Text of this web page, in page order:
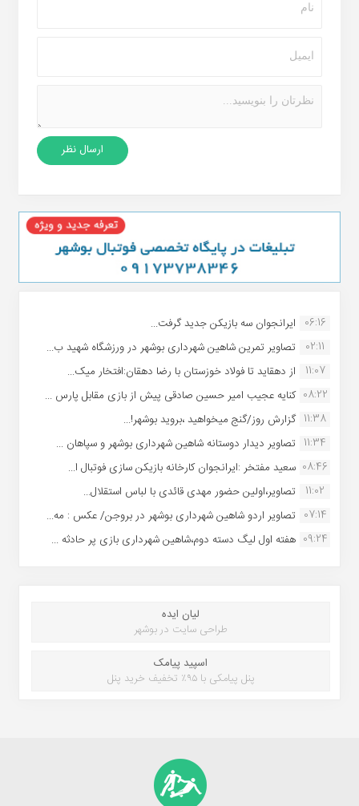
06:16 ایرانجوان سه بازیکن جدید گرفت...
02:11
تصاویر تمرین شاهین شهردارى بوشهر در ورزشگاه شهید ب...
11:07
از دهقاید تا فولاد خوزستان با رضا دهقان:افتخار میک...
08:22 کنایه عجیب امیر حسین صادقی پیش از بازی مقابل پارس ...
11:38 گزارش روز/گنج میخواهید ،بروید بوشهر!...
11:34 تصاویر دیدار دوستانه شاهین شهردارى بوشهر و سپاهان ...
08:46 سعید مفتخر :ایرانجوان کارخانه بازیکن سازی فوتبال ا...
11:02
تصاویر،اولین حضور مهدی قائدی با لباس استقلال...
07:14 تصاویر اردو شاهین شهرداری بوشهر در بروجن/ عکس : مه...
09:24 هفته اول لیگ دسته دوم،شاهین شهرداری بازی پر حادثه ...
لیان ایده
طراحی سایت در بوشهر
اسپید پیامک
پنل پیامکی با ۹۵٪ تخفیف خرید پنل